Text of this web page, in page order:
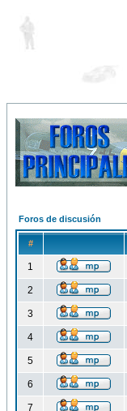
Foros de discusión
#
1
2
3
4
5
6
7